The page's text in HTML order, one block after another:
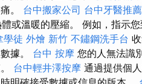
。 台中搬家公司 台中牙醫推薦
或溫暖的壓縮。 例如，指示
學徒 外燴 新竹 不鏽鋼洗手台
據。 台中 按摩 您的人無法識
台中輕井澤按摩 通過提供個